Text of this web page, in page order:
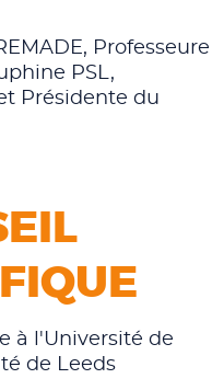
Professeure
PSL,
Présidente du
à l'Université de
de Leeds